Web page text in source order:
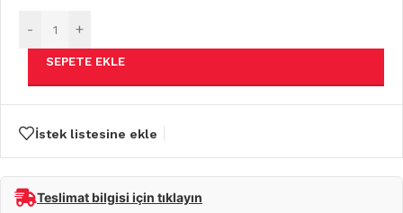
- +
SEPETE EKLE
İstek listesine ekle
Teslimat bilgisi için tıklayın